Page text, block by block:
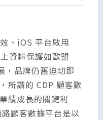
、iOS 平台啟用
資料保護如歐盟
，品牌仍舊迫切即
所謂的 CDP 顧客數
績成長的關鍵利
顧客數據平台是以